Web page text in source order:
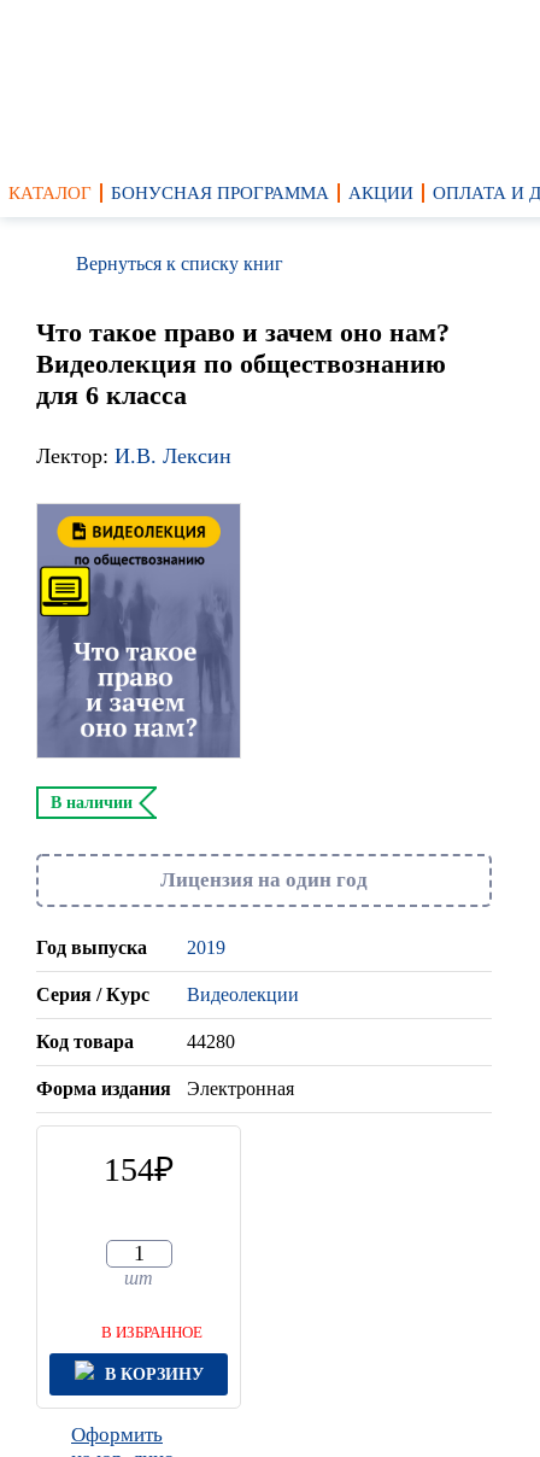
КАТАЛОГ БОНУСНАЯ ПРОГРАММА АКЦИИ ОПЛАТА И
Вернуться к списку книг
Что такое право и зачем оно нам?
Видеолекция по обществознанию
для 6 класса
Лектор: И.В. Лексин
В наличии
Лицензия на один год
Год выпуска 2019
Серия / Курс Видеолекции
Код товара 44280
Форма издания Электронная
154
шт
В ИЗБРАННОЕ
В КОРЗИНУ
Оформить